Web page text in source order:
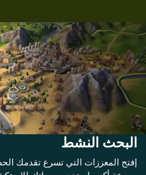
البحث النشط
إفتح المعززات التي تسرع تقدمك